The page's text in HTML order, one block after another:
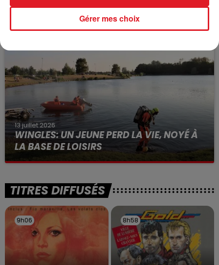
BÉTHUNE: ENQUÊTE POUR HOMICIDE
VOLONTAIRE EN COURS, APRÈS LA...
à des prostituées
13 juillet 2026
WINGLES: UN JEUNE PERD LA VIE, NOYÉ À
LA BASE DE LOISIRS
La victime a coulé à pic
TITRES DIFFUSÉS
9h06
9h06 8h58
8h58
Gérer mes choix